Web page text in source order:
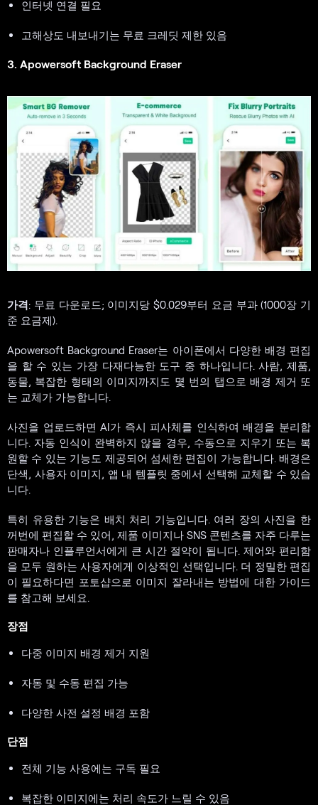
인터넷 연결 필요
고해상도 내보내기는 무료 크레딧 제한 있음
3. Apowersoft Background Eraser
가격: 무료 다운로드; 이미지당 $0.029부터 요금 부과 (1000장 기
준 요금제).
Apowersoft Background Eraser는 아이폰에서 다양한 배경 편집
을 할 수 있는 가장 다재다능한 도구 중 하나입니다. 사람, 제품,
동물, 복잡한 형태의 이미지까지도 몇 번의 탭으로 배경 제거 또
는 교체가 가능합니다.
사진을 업로드하면 AI가 즉시 피사체를 인식하여 배경을 분리합
니다. 자동 인식이 완벽하지 않을 경우, 수동으로 지우기 또는 복
원할 수 있는 기능도 제공되어 섬세한 편집이 가능합니다. 배경은
단색, 사용자 이미지, 앱 내 템플릿 중에서 선택해 교체할 수 있습
니다.
특히 유용한 기능은 배치 처리 기능입니다. 여러 장의 사진을 한
꺼번에 편집할 수 있어, 제품 이미지나 SNS 콘텐츠를 자주 다루는
판매자나 인플루언서에게 큰 시간 절약이 됩니다. 제어와 편리함
을 모두 원하는 사용자에게 이상적인 선택입니다. 더 정밀한 편집
이 필요하다면 포토샵으로 이미지 잘라내는 방법에 대한 가이드
를 참고해 보세요.
장점
다중 이미지 배경 제거 지원
자동 및 수동 편집 가능
다양한 사전 설정 배경 포함
단점
전체 기능 사용에는 구독 필요
복잡한 이미지에는 처리 속도가 느릴 수 있음